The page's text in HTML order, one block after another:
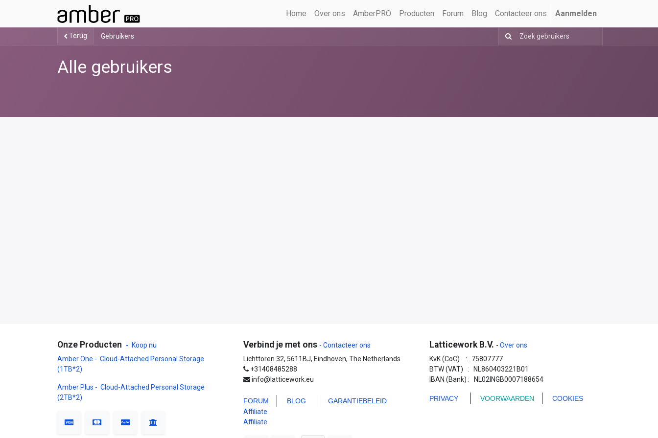
Home Over ons AmberPRO Producten Forum Blog Contacteer ons Aanmelden
Terug Gebruikers
Alle gebruikers
Onze Producten -
Koop nu
Amber One - Cloud-Attached Personal Storage
(1TB*2)
Amber Plus - Cloud-Attached Personal Storage
(2TB*2)
Verbind je met ons - Contacteer ons
Lichttoren 32, 5611BJ, Eindhoven, The Netherlands
+31408485288
info@latticework.eu
FORUM BLOG
GARANTIEBELEID
Affiliate
Affiliate
Latticework B.V. - Over ons
KvK (CoC) : 75807777
BTW (VAT) : NL860403221B01
IBAN (Bank) : NL02INGB0007188654
PRIVACY VOORWAARDEN COOKIES